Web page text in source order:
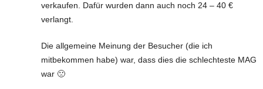
verkaufen. Dafür wurden dann auch noch 24 – 40 €
verlangt.
Die allgemeine Meinung der Besucher (die ich
mitbekommen habe) war, dass dies die schlechteste MAG
war 🙁